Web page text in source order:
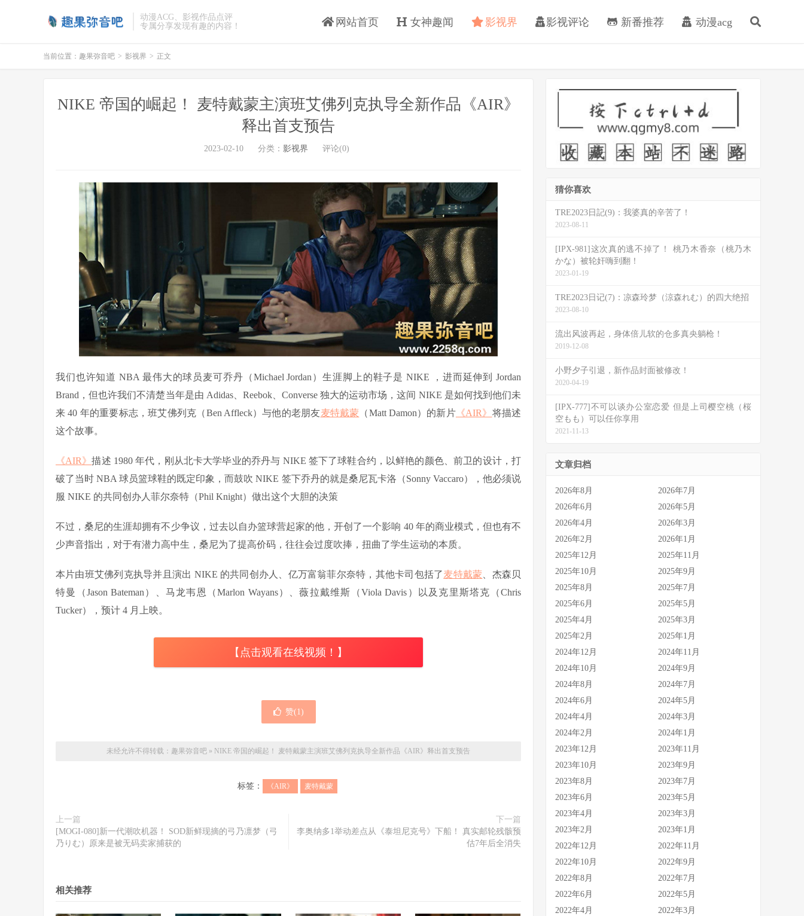
动漫ACG、影视作品点评
专属分享发现有趣的内容！
网站首页 女神趣闻 影视界 影视评论 新番推荐 动漫acg
当前位置： 趣果弥音吧 > 影视界 > 正文
NIKE 帝国的崛起！ 麦特戴蒙主演班艾佛列克执导全新作品《AIR》
释出首支预告
2023-02-10 分类： 影视界 评论(0)
我们也许知道 NBA 最伟大的球员麦可乔丹（Michael Jordan）生涯脚上的鞋子是 NIKE ，进而延伸到 Jordan
Brand，但也许我们不清楚当年是由 Adidas、Reebok、Converse 独大的运动市场，这间 NIKE 是如何找到他们未
来 40 年的重要标志，班艾佛列克（Ben Affleck）与他的老朋友麦特戴蒙 （Matt Damon）的新片《AIR》 将描述
这个故事。
《AIR》描述 1980 年代，刚从北卡大学毕业的乔丹与 NIKE 签下了球鞋合约，以鲜艳的颜色、前卫的设计，打
破了当时 NBA 球员篮球鞋的既定印象，而鼓吹 NIKE 签下乔丹的就是桑尼瓦卡洛（Sonny Vaccaro），他必须说
服 NIKE 的共同创办人菲尔奈特（Phil Knight）做出这个大胆的决策
不过，桑尼的生涯却拥有不少争议，过去以自办篮球营起家的他，开创了一个影响 40 年的商业模式，但也有不
少声音指出，对于有潜力高中生，桑尼为了提高价码，往往会过度吹捧，扭曲了学生运动的本质。
本片由班艾佛列克执导并且演出 NIKE 的共同创办人、亿万富翁菲尔奈特，其他卡司包括了麦特戴蒙 、杰森贝
特曼（Jason Bateman）、马龙韦恩（Marlon Wayans）、薇拉戴维斯（Viola Davis）以及克里斯塔克（Chris
Tucker），预计 4 月上映。
【点击观看在线视频！】
赞(1)
未经允许不得转载： 趣果弥音吧 » NIKE 帝国的崛起！ 麦特戴蒙主演班艾佛列克执导全新作品《AIR》释出首支预告
标签： 《AIR》 麦特戴蒙
上一篇
[MOGI-080]新一代潮吹机器！ SOD新鲜现摘的弓乃凛梦（弓
乃りむ）原来是被无码卖家捕获的
下一篇
李奥纳多1举动差点从《泰坦尼克号》下船！ 真实邮轮残骸预
估7年后全消失
相关推荐
猜你喜欢
TRE2023日記(9)：我婆真的辛苦了！
2023-08-11
[IPX-981]这次真的逃不掉了！ 桃乃木香奈（桃乃木
かな）被轮奸嗨到翻！
2023-01-19
TRE2023日记(7)：凉森玲梦（涼森れむ）的四大绝招
2023-08-10
流出风波再起，身体倍儿软的仓多真央躺枪！
2019-12-08
小野夕子引退，新作品封面被修改！
2020-04-19
[IPX-777]不可以谈办公室恋爱 但是上司樱空桃（桜
空もも）可以任你享用
2021-11-13
文章归档
2026年8月
2026年7月
2026年6月
2026年5月
2026年4月
2026年3月
2026年2月
2026年1月
2025年12月
2025年11月
2025年10月
2025年9月
2025年8月
2025年7月
2025年6月
2025年5月
2025年4月
2025年3月
2025年2月
2025年1月
2024年12月
2024年11月
2024年10月
2024年9月
2024年8月
2024年7月
2024年6月
2024年5月
2024年4月
2024年3月
2024年2月
2024年1月
2023年12月
2023年11月
2023年10月
2023年9月
2023年8月
2023年7月
2023年6月
2023年5月
2023年4月
2023年3月
2023年2月
2023年1月
2022年12月
2022年11月
2022年10月
2022年9月
2022年8月
2022年7月
2022年6月
2022年5月
2022年4月
2022年3月